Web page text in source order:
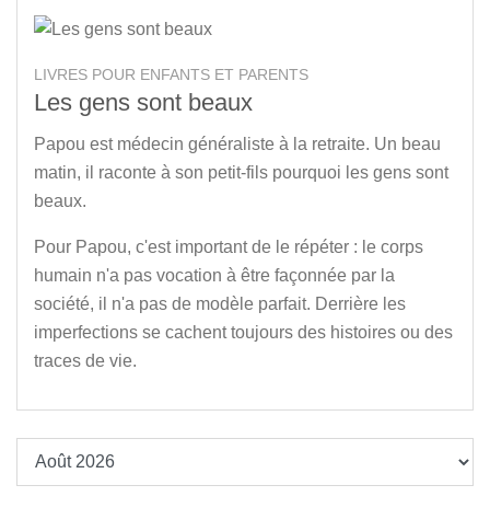
LIVRES POUR ENFANTS ET PARENTS
Les gens sont beaux
Papou est médecin généraliste à la retraite. Un beau
matin, il raconte à son petit-fils pourquoi les gens sont
beaux.
Pour Papou, c'est important de le répéter : le corps
humain n'a pas vocation à être façonnée par la
société, il n'a pas de modèle parfait. Derrière les
imperfections se cachent toujours des histoires ou des
traces de vie.